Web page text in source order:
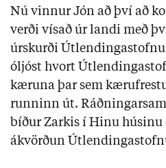
Nú vinnur Jón að því að
verði vísað úr landi með
úrskurði
óljóst hvort
kæruna þar sem
runninn út.
bíður Zarkis í Hinu húsinu
ákvörðun